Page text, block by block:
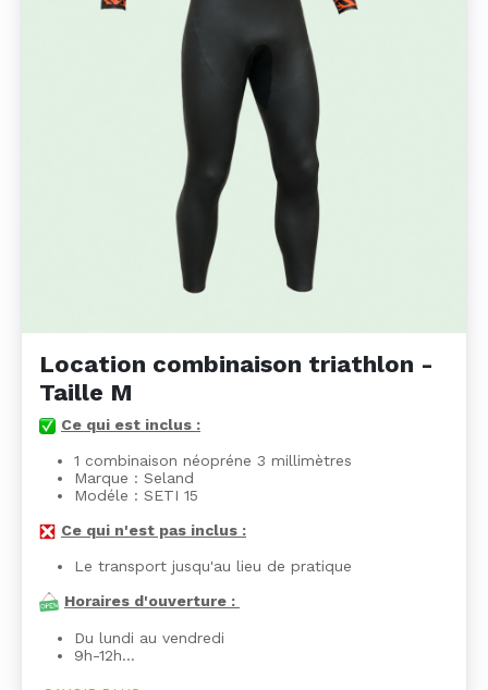
Location combinaison triathlon -
Taille M
Ce qui est inclus :
1 combinaison néopréne 3 millimètres
Marque : Seland
Modéle : SETI 15
Ce qui n'est pas inclus :
Le transport jusqu'au lieu de pratique
Horaires d'ouverture :
Du lundi au vendredi
9h-12h…